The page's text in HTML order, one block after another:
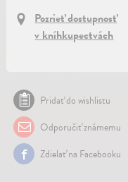
Pozrieť dostupnosť
v kníhkupectvách
Pridať do wishlistu
Odporučiť známemu
Zdielať na Facebooku